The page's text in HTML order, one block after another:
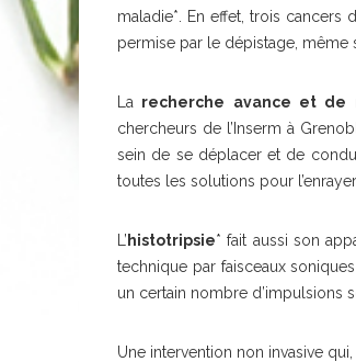
maladie*. En effet, trois
permise par le dépistage, même
La recherche avance et de
chercheurs de l’Inserm à
sein de se déplacer et de
toutes les solutions pour
L’ histotripsie* fait aussi son
technique par faisceaux
un certain nombre d’impulsions
Une intervention non invasive